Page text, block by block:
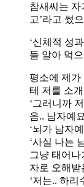
참새씨는 자
고’라고 썼
‘신체적 성
들 알아 먹
평소에 제가
테 저를 소
‘그러니까
음.. 남자예
‘뇌가 남자
‘사실 나는
그냥 태어
자로 오해받
‘저는.. 하